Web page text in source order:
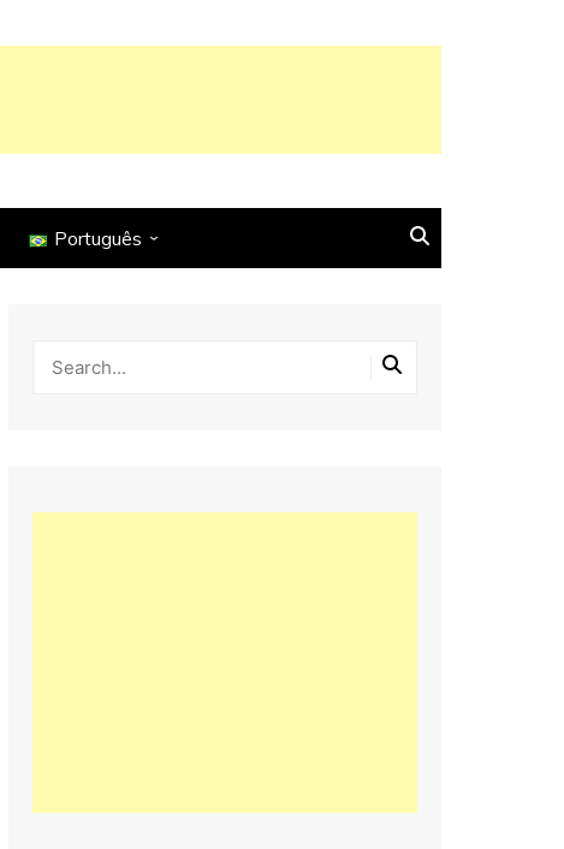
Português
Español